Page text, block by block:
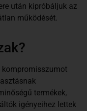
után kipróbáljuk az
működését.
kompromisszumot
termékek,
igényeihez lettek